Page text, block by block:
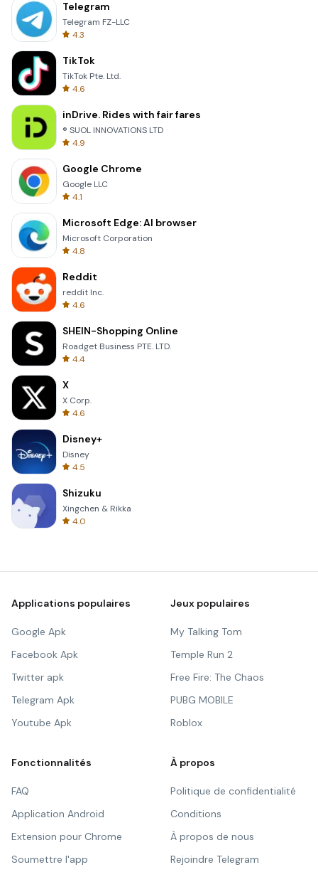
Telegram
Telegram FZ-LLC
4.3
TikTok
TikTok Pte. Ltd.
4.6
inDrive. Rides with fair fares
® SUOL INNOVATIONS LTD
4.9
Google Chrome
Google LLC
4.1
Microsoft Edge: AI browser
Microsoft Corporation
4.8
Reddit
reddit Inc.
4.6
SHEIN-Shopping Online
Roadget Business PTE. LTD.
4.4
X
X Corp.
4.6
Disney+
Disney
4.5
Shizuku
Xingchen & Rikka
4.0
Applications populaires
Google Apk
Facebook Apk
Twitter apk
Telegram Apk
Youtube Apk
Jeux populaires
My Talking Tom
Temple Run 2
Free Fire: The Chaos
PUBG MOBILE
Roblox
Fonctionnalités
FAQ
Application Android
Extension pour Chrome
Soumettre l'app
À propos
Politique de confidentialité
Conditions
À propos de nous
Rejoindre Telegram